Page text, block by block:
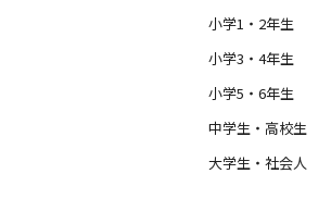
小学1・2年生
小学3・4年生
小学5・6年生
中学生・高校生
大学生・社会人